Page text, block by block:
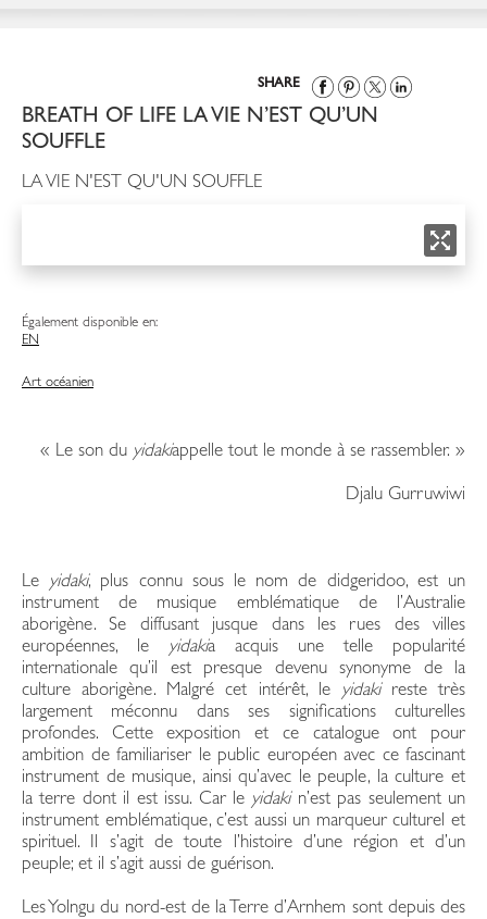
SHARE
BREATH OF LIFE LA VIE N’EST QU’UN
SOUFFLE
LA VIE N'EST QU'UN SOUFFLE
Également disponible en:
EN
Art océanien
« Le son du yidakiappelle tout le monde à se rassembler. »
Djalu Gurruwiwi
Le yidaki, plus connu sous le nom de didgeridoo, est un
instrument de musique emblématique de l’Australie
aborigène. Se diffusant jusque dans les rues des villes
européennes, le
yidakia acquis une telle popularité
internationale qu’il est presque devenu synonyme de la
culture aborigène. Malgré cet intérêt, le
yidaki reste très
largement méconnu dans ses significations culturelles
profondes. Cette exposition et ce catalogue ont pour
ambition de familiariser le public européen avec ce fascinant
instrument de musique, ainsi qu’avec le peuple, la culture et
la terre dont il est issu. Car le yidaki n’est pas seulement un
instrument emblématique, c’est aussi un marqueur culturel et
spirituel. Il s’agit de toute l’histoire d’une région et d’un
peuple; et il s’agit aussi de guérison.
Les Yolngu du nord-est de la Terre d’Arnhem sont depuis des